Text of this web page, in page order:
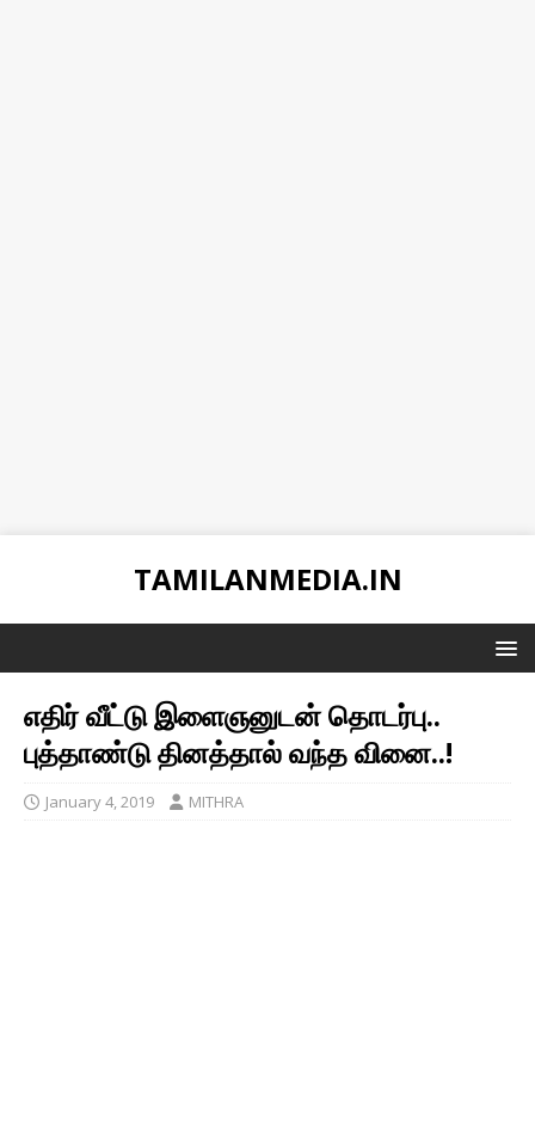
TAMILANMEDIA.IN
எதிர் வீட்டு இளைஞனுடன் தொடர்பு..
புத்தாண்டு தினத்தால் வந்த வினை..!
January 4, 2019 MITHRA